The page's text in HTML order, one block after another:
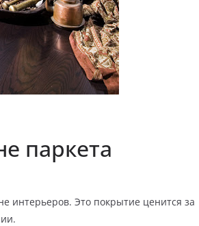
паркета
интерьеров. Это покрытие ценится за